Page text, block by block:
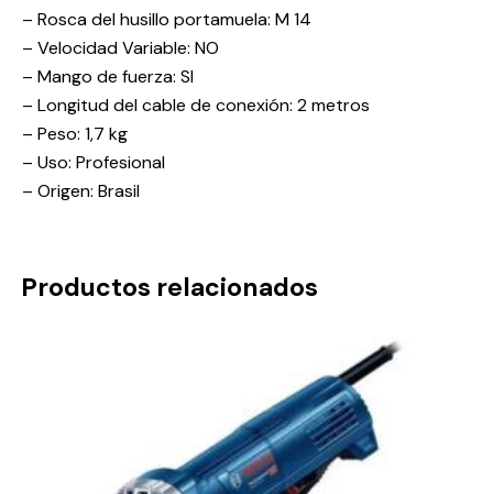
– Rosca del husillo portamuela: M 14
– Velocidad Variable: NO
– Mango de fuerza: SI
– Longitud del cable de conexión: 2 metros
– Peso: 1,7 kg
– Uso: Profesional
– Origen: Brasil
Productos relacionados